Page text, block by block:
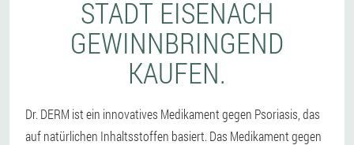
STADT EISENACH
GEWINNBRINGEND
KAUFEN.
Dr. DERM ist ein innovatives Medikament gegen Psoriasis, das
auf natürlichen Inhaltsstoffen basiert. Das Medikament gegen